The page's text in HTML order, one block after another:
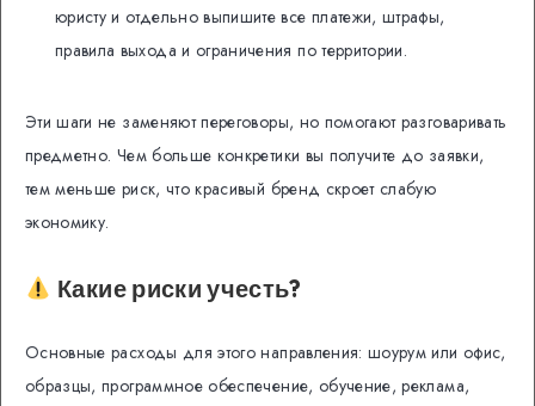
юристу и отдельно выпишите все платежи, штрафы,
правила выхода и ограничения по территории.
Эти шаги не заменяют переговоры, но помогают разговаривать
предметно. Чем больше конкретики вы получите до заявки,
тем меньше риск, что красивый бренд скроет слабую
экономику.
Какие риски учесть?
Основные расходы для этого направления: шоурум или офис,
образцы, программное обеспечение, обучение, реклама,